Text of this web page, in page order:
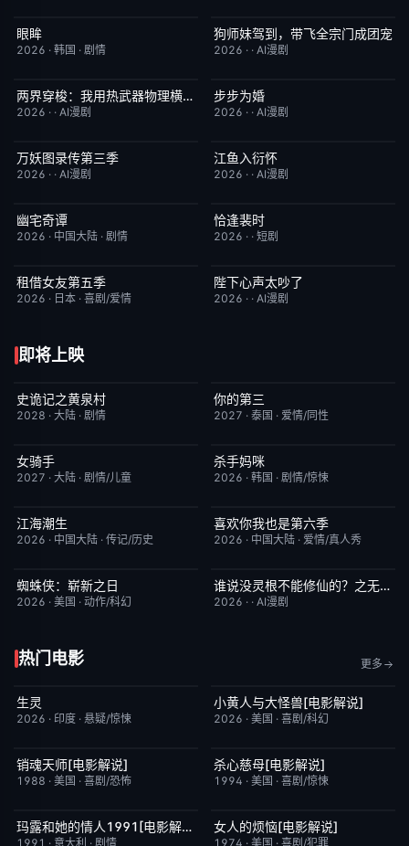
HD中字
眼眸
2026 · 韩国 · 剧情
完结 10.0
狗师妹驾到，带飞全宗门成团宠
2026 · · AI漫剧
完结 10.0两界穿梭：我用热武器物理横推修真界
2026 · · AI漫剧
完结
步步为婚
2026 · · AI漫剧
完结
万妖图录传第三季
2026 · · AI漫剧
完结
江鱼入衍怀
2026 · · AI漫剧
更新至第14集
幽宅奇谭
2026 · 中国大陆 · 剧情
完结
恰逢裴时
2026 · · 短剧
已完结
租借女友第五季
2026 · 日本 · 喜剧/爱情
完结
陛下心声太吵了
2026 · · AI漫剧
即将上映
6月23日更新
史诡记之黄泉村
2028 · 大陆 · 剧情
更新至第02集
你的第三
2027 · 泰国 · 爱情/同性
7月15日更新
女骑手
2027 · 大陆 · 剧情/儿童
更新至第02集
杀手妈咪
2026 · 韩国 · 剧情/惊悚
更新至第24集
江海潮生
2026 · 中国大陆 · 传记/历史
今日更新
喜欢你我也是第六季
2026 · 中国大陆 · 爱情/真人秀
TC中字
蜘蛛侠：崭新之日
2026 · 美国 · 动作/科幻
完结 5.0谁说没灵根不能修仙的？之无灵证道第五季
2026 · · AI漫剧
热门电影 更多
今日更新
生灵
2026 · 印度 · 悬疑/惊悚
已完结
小黄人与大怪兽[电影解说]
2026 · 美国 · 喜剧/科幻
已完结
销魂天师[电影解说]
1988 · 美国 · 喜剧/恐怖
已完结
杀心慈母[电影解说]
1994 · 美国 · 喜剧/惊悚
已完结 6.1玛露和她的情人1991[电影解说]
1991 · 意大利 · 剧情
已完结
女人的烦恼[电影解说]
1974 · 美国 · 喜剧/犯罪